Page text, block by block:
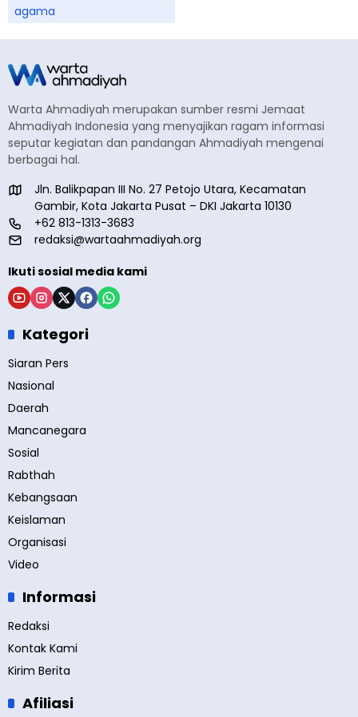
agama
Warta Ahmadiyah merupakan sumber resmi Jemaat
Ahmadiyah Indonesia yang menyajikan ragam informasi
seputar kegiatan dan pandangan Ahmadiyah mengenai
berbagai hal.
Jln. Balikpapan III No. 27 Petojo Utara, Kecamatan
Gambir, Kota Jakarta Pusat – DKI Jakarta 10130
+62 813-1313-3683
redaksi@wartaahmadiyah.org
Ikuti sosial media kami
Kategori
Siaran Pers
Nasional
Daerah
Mancanegara
Sosial
Rabthah
Kebangsaan
Keislaman
Organisasi
Video
Informasi
Redaksi
Kontak Kami
Kirim Berita
Afiliasi